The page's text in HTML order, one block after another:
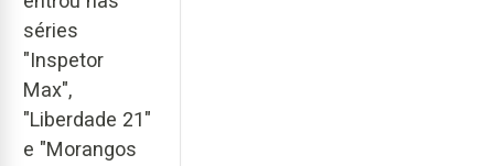
séries
"Inspetor
Max",
"Liberdade 21"
e "Morangos